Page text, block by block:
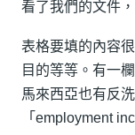
看了我們的文件
表格要填的內容
目的等等。有一
馬來西亞也有反
「employment